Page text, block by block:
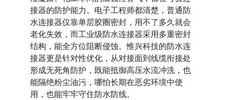
接器的防护能力。电子工程师都清楚，普通防
水连接器仅靠单层胶圈密封，用不了多久就会
老化失效，而工业级防水连接器采用多重密封
结构，能全方位阻断侵蚀。惟兴科技的防水连
接器更是针对性优化，从对接面到线缆衔接处
形成无死角防护，既能抵御高压水流冲洗，也
能隔绝粉尘油污，哪怕长期在恶劣环境中使
用，也能牢牢守住防水防线。